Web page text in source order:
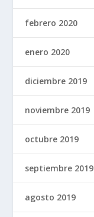
febrero 2020
enero 2020
diciembre 2019
noviembre 2019
octubre 2019
septiembre 2019
agosto 2019